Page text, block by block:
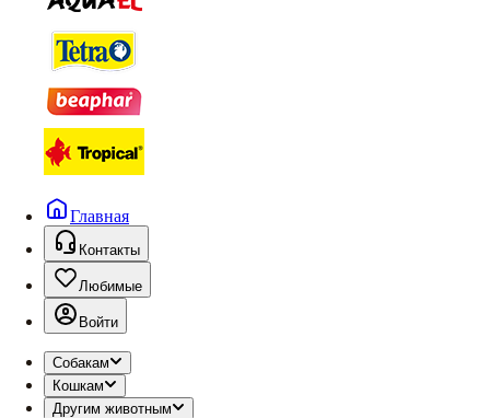
Главная
Контакты
Любимые
Войти
Собакам
Кошкам
Другим животным